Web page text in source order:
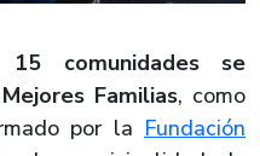
comunidades se
Familias, como
por la Fundación